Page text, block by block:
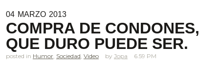
04 MARZO 2013
COMPRA DE CONDONES,
QUE DURO PUEDE SER.
posted in Humor, Sociedad, Video Jopa 6.59 PM